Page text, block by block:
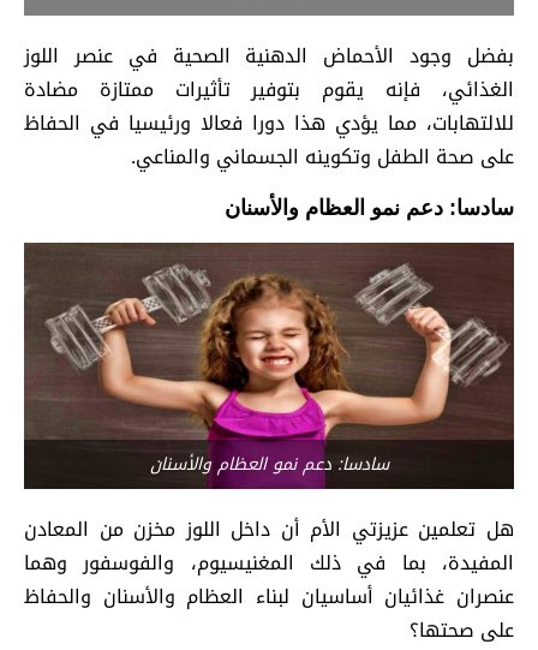
بفضل وجود الأحماض الدهنية الصحية في عنصر اللوز
الغذائي، فإنه يقوم بتوفير تأثيرات ممتازة مضادة
للالتهابات، مما يؤدي هذا دورا فعالا ورئيسيا في الحفاظ
على صحة الطفل وتكوينه الجسماني والمناعي.
سادسا: دعم نمو العظام والأسنان
سادسا: دعم نمو العظام والأسنان
هل تعلمين عزيزتي الأم أن داخل اللوز مخزن من المعادن
المفيدة، بما في ذلك المغنيسيوم، والفوسفور وهما
عنصران غذائيان أساسيان لبناء العظام والأسنان والحفاظ
على صحتها؟